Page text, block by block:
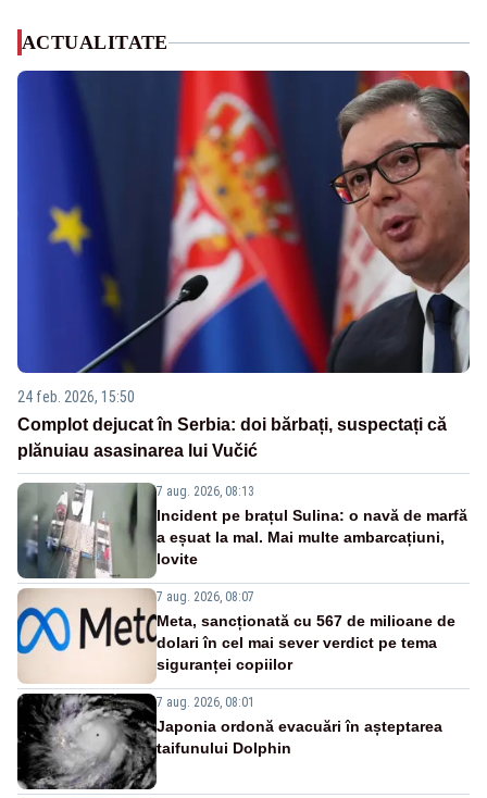
ACTUALITATE
24 feb. 2026, 15:50
Complot dejucat în Serbia: doi bărbați, suspectați că
plănuiau asasinarea lui Vučić
7 aug. 2026, 08:13
Incident pe brațul Sulina: o navă de marfă
a eșuat la mal. Mai multe ambarcațiuni,
lovite
7 aug. 2026, 08:07
Meta, sancționată cu 567 de milioane de
dolari în cel mai sever verdict pe tema
siguranței copiilor
7 aug. 2026, 08:01
Japonia ordonă evacuări în așteptarea
taifunului Dolphin